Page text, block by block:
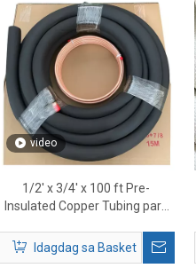
video
1/2' x 3/4' x 100 ft Pre-
Insulated Copper Tubing para
System
Idagdag sa Basket